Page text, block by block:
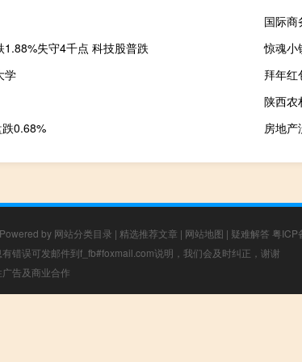
国际商
失守4千点 科技股普跌
惊魂小
学
拜年红
陕西农
0.68%
房地
Powered by 网站分类目录 | 精选推荐文章 | 网站地图 | 疑难解答 粤ICP
错误可发邮件到f_fb#foxmail.com说明，我们会及时纠正，谢谢
告及商业合作